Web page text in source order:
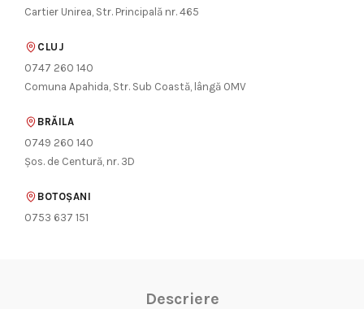
Cartier Unirea, Str. Principală nr. 465
CLUJ
0747 260 140
Comuna Apahida, Str. Sub Coastă, lângă OMV
BRĂILA
0749 260 140
Șos. de Centură, nr. 3D
BOTOȘANI
0753 637 151
Descriere